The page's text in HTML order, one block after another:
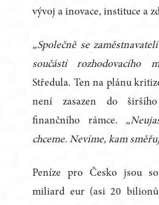
vývoj a inovace, instituce a
„Společně se
součástí rozhodovacího
Středula. Ten na plánu
není zasazen do
finančního rámce.
chceme. Nevíme, kam
Peníze pro Česko jsou
miliard eur (asi 20